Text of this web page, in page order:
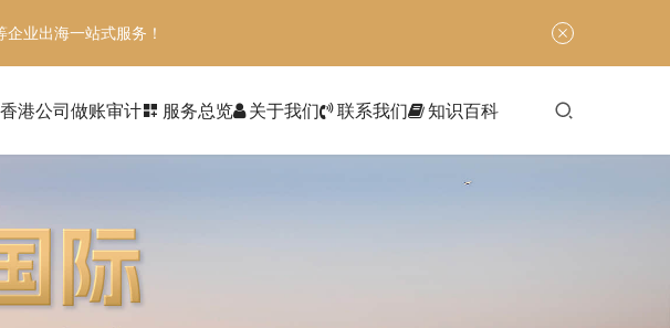
业出海一站式服务！
香港公司做账审计dashboard_customize 服务总览 关于我们 联系我们 知识百科